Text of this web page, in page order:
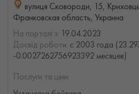
вулиця Сковороди, 15,
Франковская область, Украина
На порталі з: 19.04.2023
Досвід роботи: с 2003 года
-0.0027262756923392 месяцев)
Послуги та ціни: